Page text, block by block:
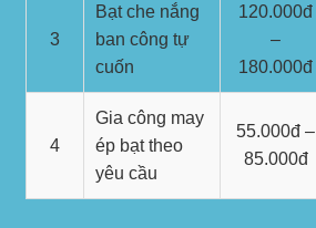
3
Bạt che nắng
ban công tự
cuốn
120.000đ
–
180.000đ
4
Gia công may
ép bạt theo
yêu cầu
55.000đ –
85.000đ